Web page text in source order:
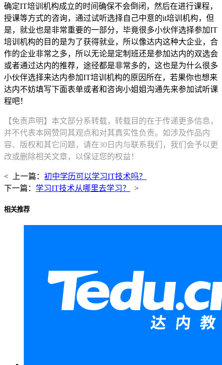
确定IT培训机构成立的时间确保不会倒闭，然后在进行课程，
授课等方式的咨询，通过试听选择自己中意的it培训机构，但
是，就业也是非常重要的一部分，毕竟很多小伙伴选择参加IT
培训机构的目的是为了获得就业，所以像达内这种大企业，合
作的企业非常之多，所以无论是定制班还是参加达内的双选会
或者通过达内的推荐，途径都是非常多的，这也是为什么很多
小伙伴选择来达内参加IT培训机构的原因所在，若果你也想来
达内不妨填写下面表单或者和咨询小姐姐沟通先来参加试听课
程吧！
【免责声明】本文部分系转载，转载目的在于传递更多信息，
并不代表本网赞同其观点和对其真实性负责。如涉及作品内
容、版权和其它问题，请在30日内与联系我们，我们会予以更
改或删除相关文章，以保证您的权益！
< 上一篇： 初中学历可以学习IT技术吗？
下一篇： 学习IT技术从哪里去学习？ >
相关推荐